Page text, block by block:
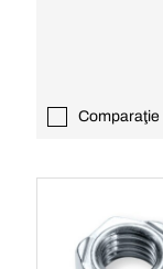
Comparaţie